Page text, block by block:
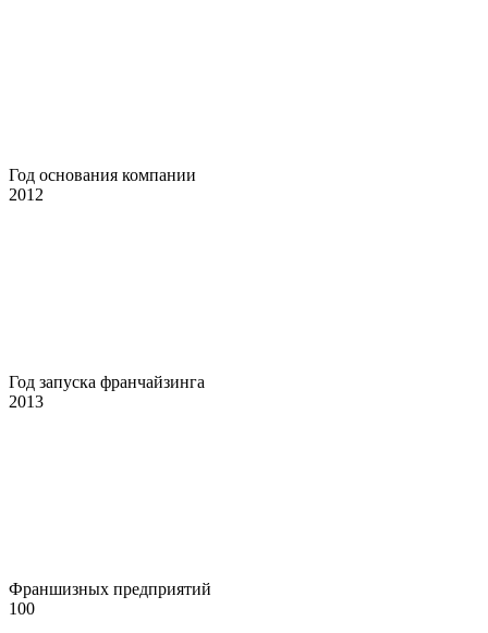
Год основания компании
2012
Год запуска франчайзинга
2013
Франшизных предприятий
100